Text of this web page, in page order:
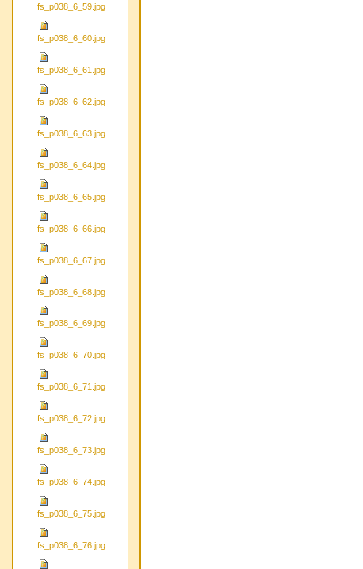
fs_p038_6_59.jpg
fs_p038_6_60.jpg
fs_p038_6_61.jpg
fs_p038_6_62.jpg
fs_p038_6_63.jpg
fs_p038_6_64.jpg
fs_p038_6_65.jpg
fs_p038_6_66.jpg
fs_p038_6_67.jpg
fs_p038_6_68.jpg
fs_p038_6_69.jpg
fs_p038_6_70.jpg
fs_p038_6_71.jpg
fs_p038_6_72.jpg
fs_p038_6_73.jpg
fs_p038_6_74.jpg
fs_p038_6_75.jpg
fs_p038_6_76.jpg